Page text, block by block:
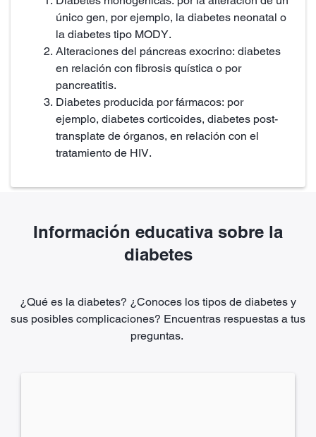
único gen, por ejemplo, la diabetes neonatal o
la diabetes tipo MODY.
Alteraciones del páncreas exocrino: diabetes
en relación con fibrosis quística o por
pancreatitis.
Diabetes producida por fármacos: por
ejemplo, diabetes corticoides, diabetes post-
transplate de órganos, en relación con el
tratamiento de HIV.
Información educativa sobre la
diabetes
¿Qué es la diabetes? ¿Conoces los tipos de diabetes y
sus posibles complicaciones? Encuentras respuestas a tus
preguntas.